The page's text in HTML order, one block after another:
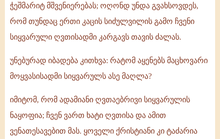
ჭეშმარიტ მშვენიერებას; ოღონდ უნდა გვახსოვდეს,
რომ თუნდაც ერთი კაცის სიძულვილის გამო ჩვენი
სიყვარული ღვთისადმი კარგავს თავის ძალას.
უნებურად იბადება კითხვა: რატომ აყენებს მაცხოვარი
მოყვასისადმი სიყვარულს ასე მაღლა?
იმიტომ, რომ ადამიანი ღვთაებრივი სიყვარულის
ნაყოფია; ჩვენ ვართ ხატი ღვთისა და ამით
ვენათესავებით მას. ყოველი ქრისტიანი კი ტაძარია